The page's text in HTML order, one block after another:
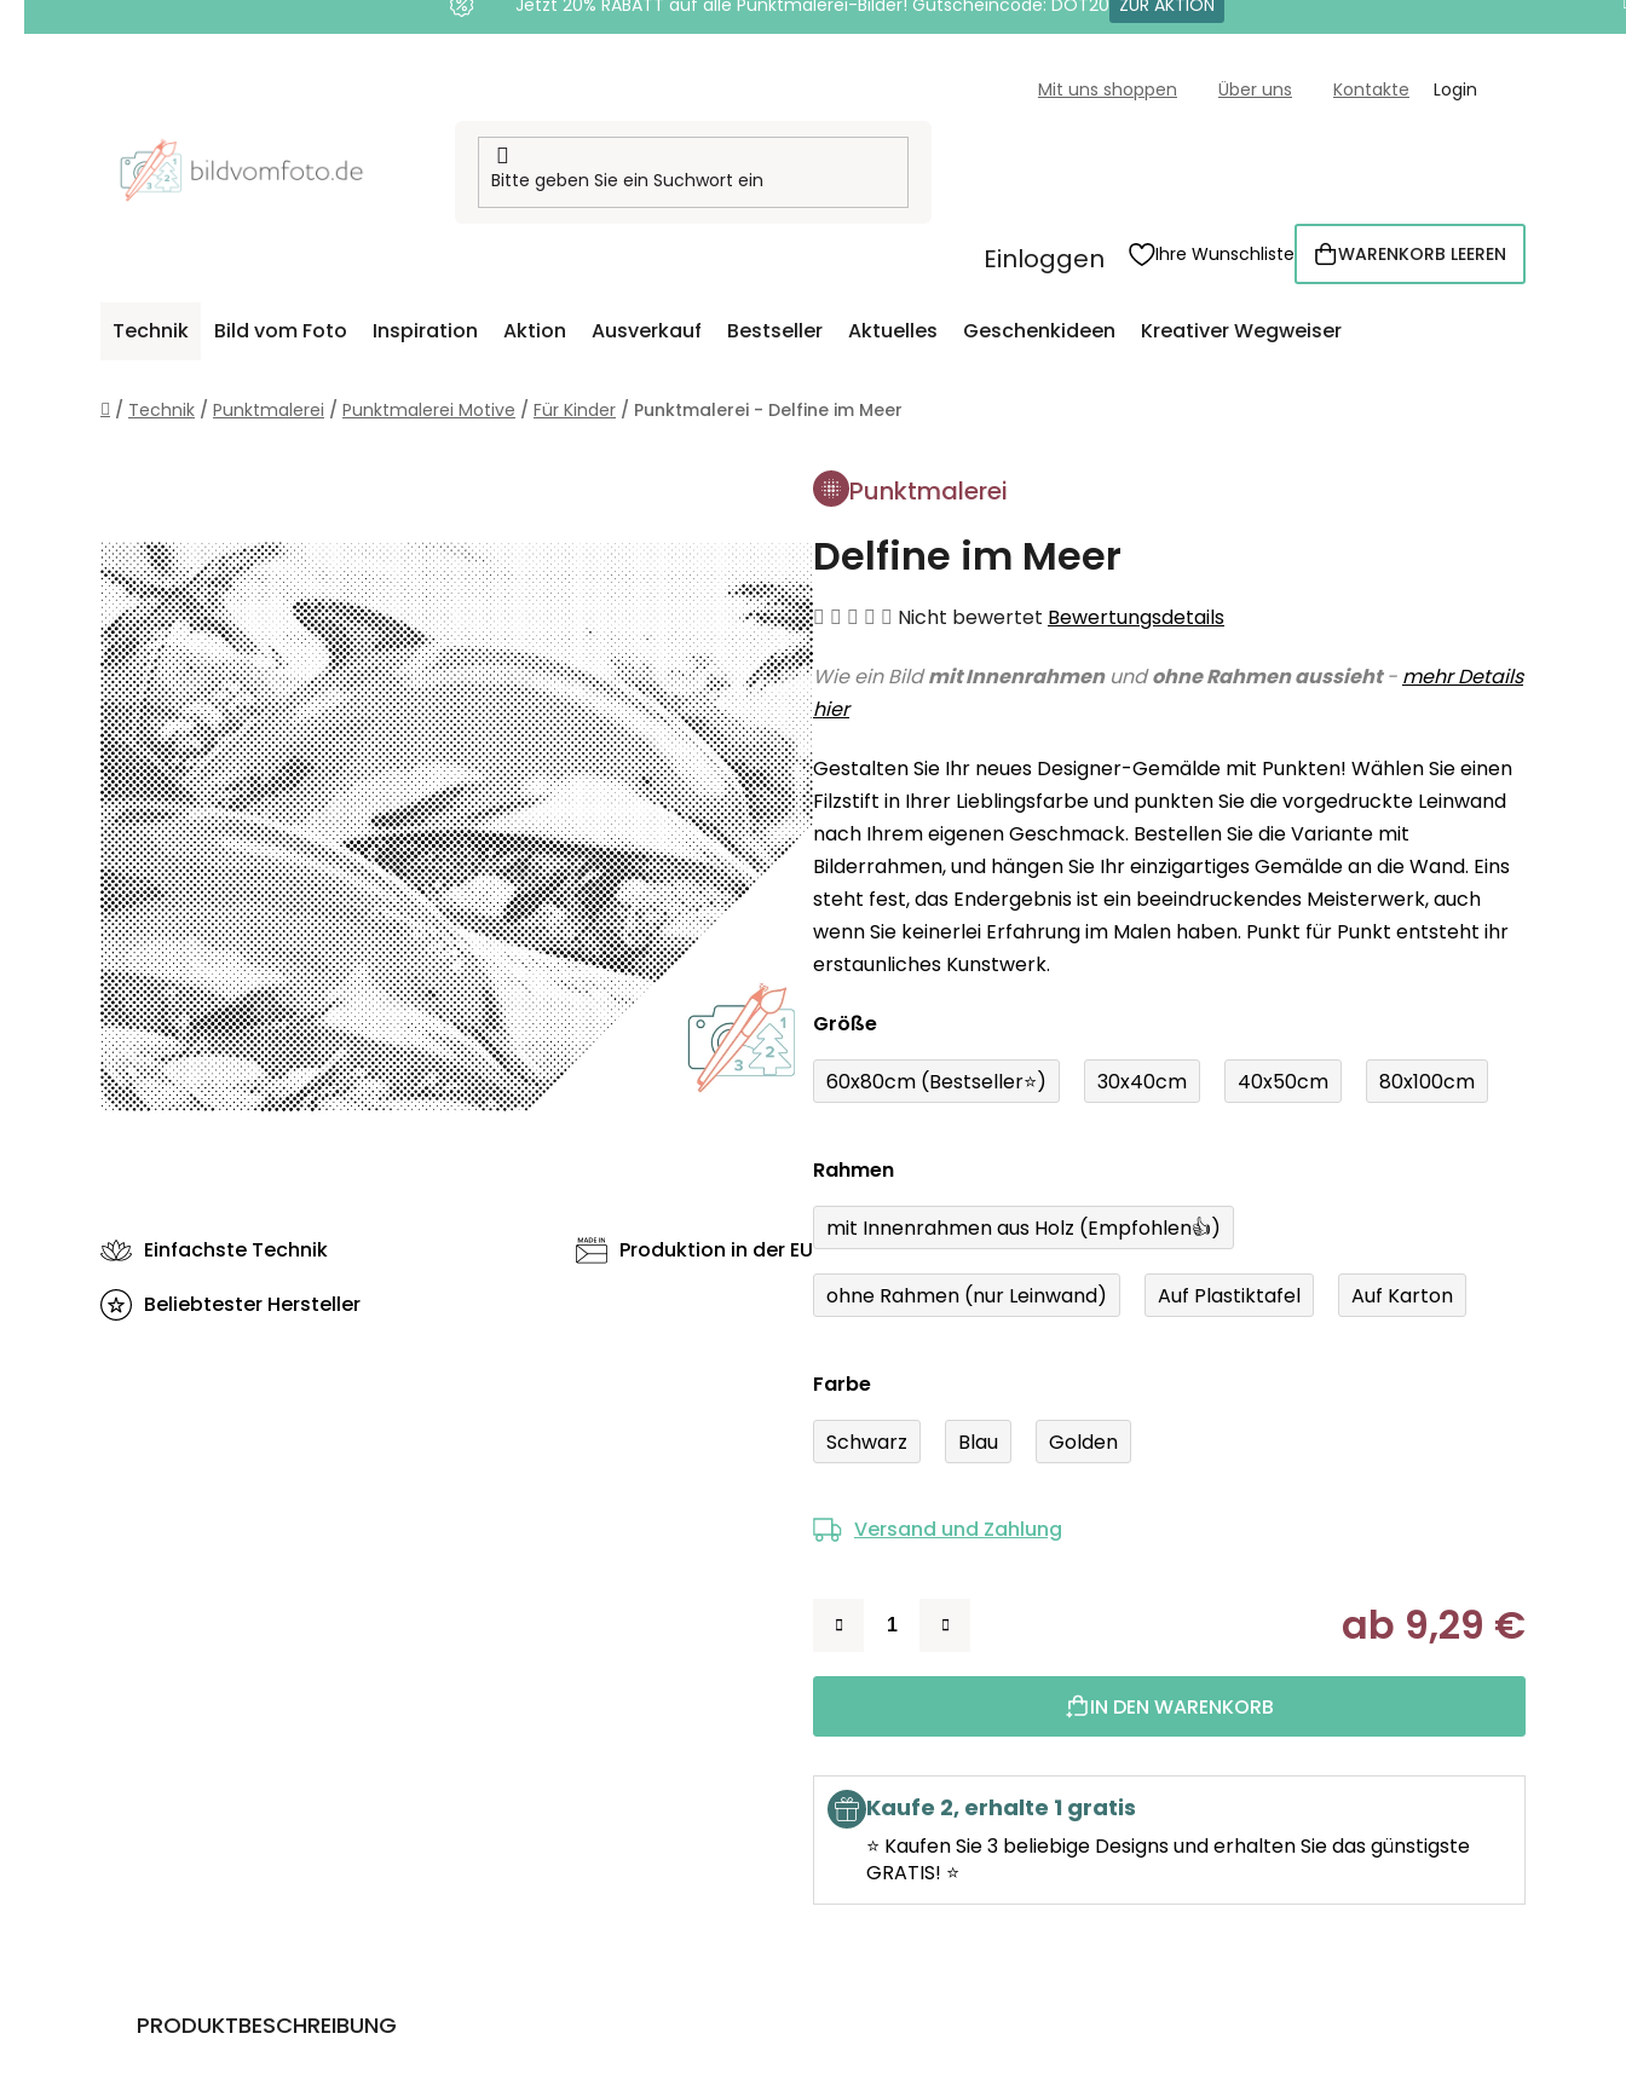
Jetzt 20% RABATT auf alle Punktmalerei-Bilder! Gutscheincode: DOT20 ZUR AKTION
Mit uns shoppen Über uns Kontakte Login
Einloggen Ihre Wunschliste WARENKORB
WARENKORB LEEREN
Technik Bild vom Foto Inspiration Aktion Ausverkauf Bestseller Aktuelles Geschenkideen Kreativer Wegweiser
Startseite
/ Technik / Punktmalerei / Punktmalerei Motive / Für Kinder / Punktmalerei - Delfine im Meer
Punktmalerei
Delfine im Meer
Die
Produktbewertung
von
5
Sternen.
Nicht bewertet Bewertungsdetails
Wie ein Bildmit Innenrahmenundohne Rahmen aussieht- mehr Details
hier
Gestalten Sie Ihr neues Designer-Gemälde mit Punkten! Wählen Sie einen
Filzstift in Ihrer Lieblingsfarbe und punkten Sie die vorgedruckte Leinwand
nach Ihrem eigenen Geschmack. Bestellen Sie die Variante mit
Bilderrahmen, und hängen Sie Ihr einzigartiges Gemälde an die Wand. Eins
steht fest, das Endergebnis ist ein beeindruckendes Meisterwerk, auch
wenn Sie keinerlei Erfahrung im Malen haben. Punkt für Punkt entsteht ihr
erstaunliches Kunstwerk.
Größe
60x80cm (Bestseller⭐) 30x40cm 40x50cm 80x100cm
Rahmen
mit Innenrahmen aus Holz (Empfohlen👍)
ohne Rahmen (nur Leinwand) Auf Plastiktafel Auf Karton
Farbe
Schwarz Blau Golden
Versand und Zahlung
ab 9,29 €
IN DEN WARENKORB
Kaufe 2, erhalte 1 gratis
⭐ Kaufen Sie 3 beliebige Designs und erhalten Sie das günstigste
GRATIS! ⭐
Einfachste Technik
Produktion in der EU
Beliebtester Hersteller
PRODUKTBESCHREIBUNG